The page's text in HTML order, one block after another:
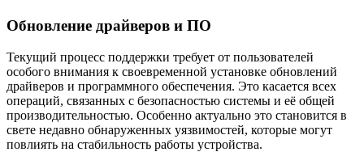
Обновление драйверов и ПО
Текущий процесс поддержки требует от пользователей
особого внимания к своевременной установке обновлений
драйверов и программного обеспечения. Это касается всех
операций, связанных с безопасностью системы и её общей
производительностью. Особенно актуально это становится в
свете недавно обнаруженных уязвимостей, которые могут
повлиять на стабильность работы устройства.